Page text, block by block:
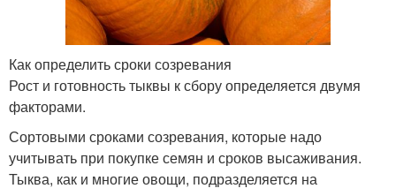
Как определить сроки созревания
Рост и готовность тыквы к сбору определяется двумя
факторами.
Сортовыми сроками созревания, которые надо
учитывать при покупке семян и сроков высаживания.
Тыква, как и многие овощи, подразделяется на